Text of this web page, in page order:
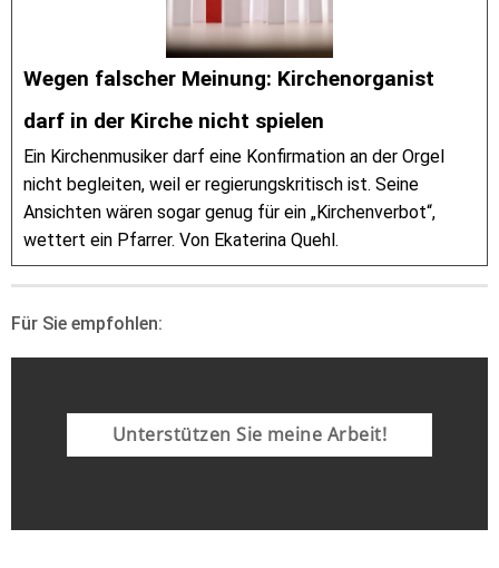
Wegen falscher Meinung: Kirchenorganist
darf in der Kirche nicht spielen
Ein Kirchenmusiker darf eine Konfirmation an der Orgel
nicht begleiten, weil er regierungskritisch ist. Seine
Ansichten wären sogar genug für ein „Kirchenverbot“,
wettert ein Pfarrer. Von Ekaterina Quehl.
Für Sie empfohlen:
Unterstützen Sie meine Arbeit!